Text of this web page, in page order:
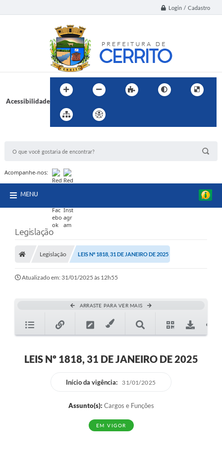
Login / Cadastro
Acessibilidade
Acompanhe-nos:
MENU
Legislação
Legislação LEIS Nº 1818, 31 DE JANEIRO DE 2025
Atualizado em: 31/01/2025 às 12h55
ARRASTE PARA VER MAIS
LEIS Nº 1818, 31 DE JANEIRO DE 2025
Início da vigência: 31/01/2025
Assunto(s): Cargos e Funções
EM VIGOR